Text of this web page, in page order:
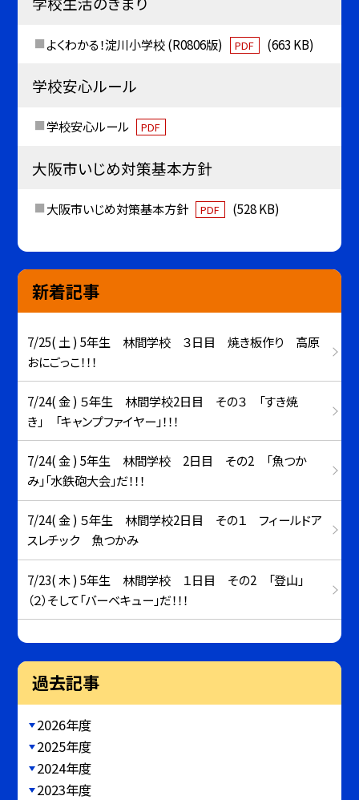
よくわかる！淀川小学校 (R0806版) PDF (663 KB)
学校安心ルール
学校安心ルール PDF
大阪市いじめ対策基本方針
大阪市いじめ対策基本方針 PDF (528 KB)
新着記事
7/25( 土 ) 5年生 林間学校 ３日目 焼き板作り 高原
おにごっこ！！！
7/24( 金 ) ５年生 林間学校2日目 その３ 「すき焼
き」 「キャンプファイヤー」！！！
7/24( 金 ) 5年生 林間学校 2日目 その2 「魚つか
み」「水鉄砲大会」だ！！！
7/24( 金 ) ５年生 林間学校2日目 その１ フィールドア
スレチック 魚つかみ
7/23( 木 ) 5年生 林間学校 １日目 その2 「登山」
（２）そして「バーベキュー」だ！！！
過去記事
2026年度
2025年度
2024年度
2023年度